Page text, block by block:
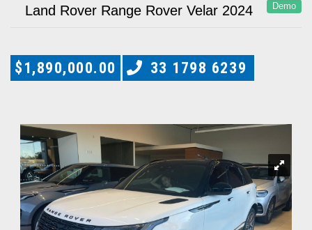
Land Rover Range Rover Velar 2024 Demo
$1,890,000.00 33 1798 6239